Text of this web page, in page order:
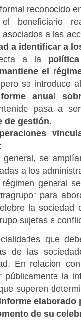
reconocido
el beneficiario
a las
a identificar a
a la
el
se introduce
anual
pasa a
de gestión.
se
a los
general
para
la sociedad
sujetas a
que
de las
En relación
públicamente la
superen
de su